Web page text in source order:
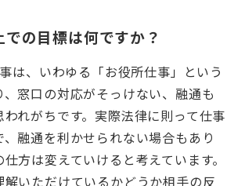
の目標は何ですか？
は、いわゆる「お役所仕事」という
窓口の対応がそっけない、融通も
れがちです。実際法律に則って仕事
融通を利かせられない場合もあり
方は変えていけると考えています。
いただけているかどうか相手の反